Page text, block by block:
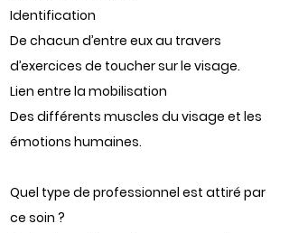
Identification
De chacun d’entre eux au travers
d’exercices de toucher sur le visage.
Lien entre la mobilisation
Des différents muscles du visage et les
émotions humaines.
Quel type de professionnel est attiré par
ce soin ?